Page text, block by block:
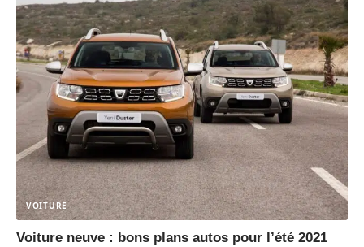
VOITURE
Voiture neuve : bons plans autos pour l’été 2021